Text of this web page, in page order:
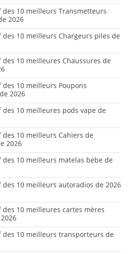
des 10 meilleurs Transmetteurs
2026
des 10 meilleurs Chargeurs piles de
des 10 meilleures Chaussures de
des 10 meilleurs Poupons
2026
des 10 meilleures pods vape de
des 10 meilleurs Cahiers de
2026
des 10 meilleurs matelas bebe de
des 10 meilleurs autoradios de 2026
des 10 meilleures cartes mères
des 10 meilleurs transporteurs de